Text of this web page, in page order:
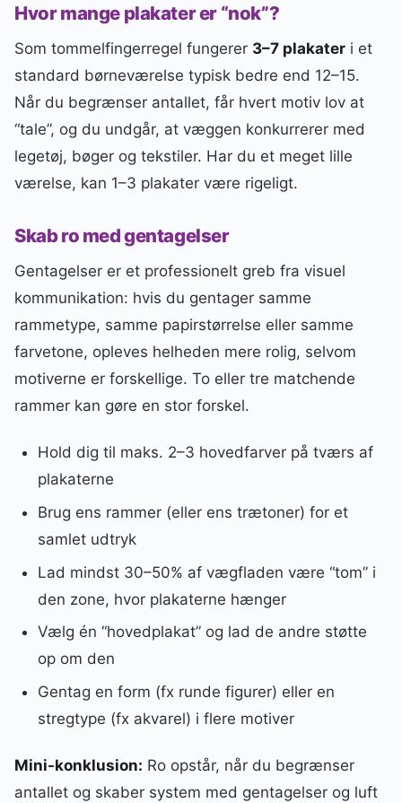
Hvor mange plakater er “nok”?
Som tommelfingerregel fungerer 3–7 plakater i et
standard børneværelse typisk bedre end 12–15.
Når du begrænser antallet, får hvert motiv lov at
“tale”, og du undgår, at væggen konkurrerer med
legetøj, bøger og tekstiler. Har du et meget lille
værelse, kan 1–3 plakater være rigeligt.
Skab ro med gentagelser
Gentagelser er et professionelt greb fra visuel
kommunikation: hvis du gentager samme
rammetype, samme papirstørrelse eller samme
farvetone, opleves helheden mere rolig, selvom
motiverne er forskellige. To eller tre matchende
rammer kan gøre en stor forskel.
Hold dig til maks. 2–3 hovedfarver på tværs af
plakaterne
Brug ens rammer (eller ens trætoner) for et
samlet udtryk
Lad mindst 30–50% af vægfladen være “tom” i
den zone, hvor plakaterne hænger
Vælg én “hovedplakat” og lad de andre støtte
op om den
Gentag en form (fx runde figurer) eller en
stregtype (fx akvarel) i flere motiver
Mini-konklusion: Ro opstår, når du begrænser
antallet og skaber system med gentagelser og luft